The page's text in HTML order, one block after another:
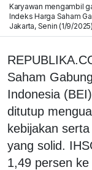
Karyawan mengambil
Indeks Harga Saham
Jakarta, Senin (1/9/
Saham
Indonesia
ditutup
kebijakan
yang solid.
1,49 persen